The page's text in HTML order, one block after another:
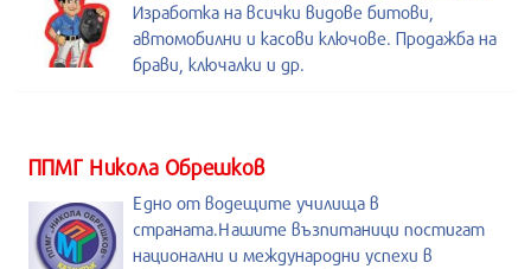
Изработка на всички видове битови,
автомобилни и касови ключове. Продажба на
брави, ключалки и др.
ППМГ Никола Обрешков
Едно от водещите училища в
страната.Нашите възпитаници постигат
национални и международни успехи в